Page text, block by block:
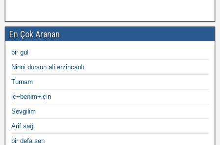
En Çok Aranan
bir gul
Ninni dursun ali erzincanlı
Turnam
iç+benim+için
Sevgilim
Arif sağ
bir defa sen